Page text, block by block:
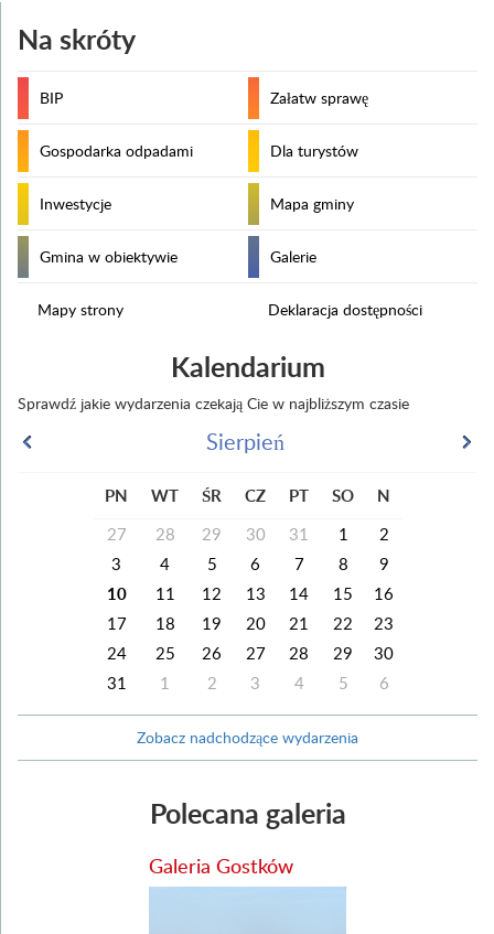
Na skróty
BIP Załatw sprawę
Gospodarka odpadami Dla turystów
Inwestycje Mapa gminy
Gmina w obiektywie Galerie
Mapy strony Deklaracja dostępności
Kalendarium
Sprawdź jakie wydarzenia czekają Cie w najbliższym czasie
Sierpień
PN WT ŚR CZ PT SO N
27 28 29 30 31 1
2
3
4 5 6 7 8 9
10 11 12 13 14 15
16
17
18 19 20 21 22
23
24
25 26 27 28 29
30
31
1 2 3 4 5 6
Zobacz nadchodzące wydarzenia
Polecana galeria
Galeria Gostków